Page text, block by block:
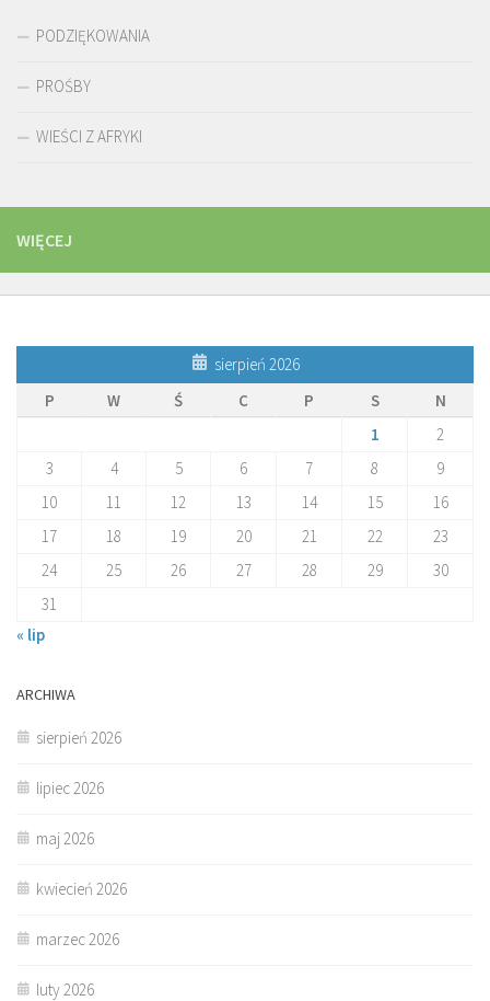
PODZIĘKOWANIA
PROŚBY
WIEŚCI Z AFRYKI
WIĘCEJ
sierpień 2026
P
W Ś C P S
N
1
2
3
4 5 6 7 8
9
10
11 12 13 14 15
16
17
18 19 20 21 22
23
24
25 26 27 28 29
30
31
« lip
ARCHIWA
sierpień 2026
lipiec 2026
maj 2026
kwiecień 2026
marzec 2026
luty 2026